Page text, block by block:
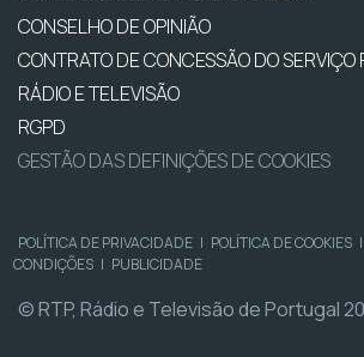
CONSELHO DE OPINIÃO
CONTRATO DE CONCESSÃO DO SERVIÇO
RÁDIO E TELEVISÃO
RGPD
GESTÃO DAS DEFINIÇÕES DE COOKIES
POLÍTICA DE PRIVACIDADE | POLÍTICA DE COOKIES |
CONDIÇÕES | PUBLICIDADE
© RTP, Rádio e Televisão de Portugal